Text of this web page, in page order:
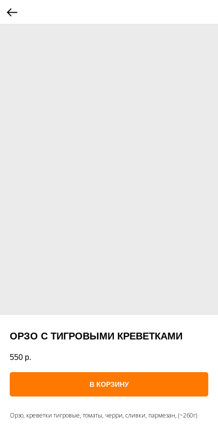
ОРЗО С ТИГРОВЫМИ КРЕВЕТКАМИ
550 р.
В КОРЗИНУ
Орзо, креветки тигровые, томаты, черри, сливки, пармезан, (~260г)